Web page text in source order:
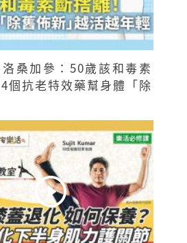
桑加參：50歲該和毒素
個抗老特效藥幫身體「除